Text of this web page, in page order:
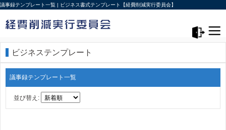
議事録テンプレート一覧 | ビジネス書式テンプレート【経費削減実行委員会】
ビジネステンプレート
議事録テンプレート一覧
並び替え: